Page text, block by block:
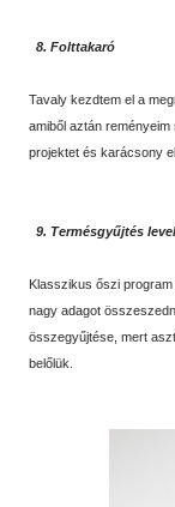
8. Folttakaró
Tavaly kezdtem el a
amiből aztán
projektet és karácsony
9. Termésgyűjtés
Klasszikus őszi
nagy adagot
összegyűjtése, mert
belőlük.